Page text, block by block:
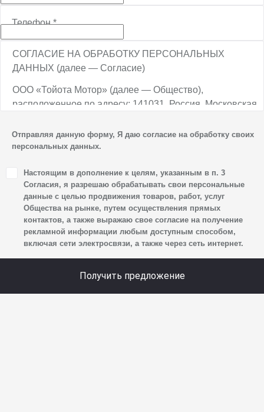
Телефон*
СОГЛАСИЕ НА ОБРАБОТКУ ПЕРСОНАЛЬНЫХ
ДАННЫХ (далее — Согласие)
ООО «Тойота Мотор» (далее — Общество),
расположенное по адресу: 141031, Россия, Московская
ТПЗ «Алтуфьево», вл. 5, стр. 1, является оператором
персональных данных.
1. Настоящим я даю согласие Обществу на обработку
своих персональных данных, а именно: имени, отчества,
фамилии, контактных данных (включая номер телефона
и адрес электронной почты), адреса, сведений
о впечатлениях, интересах, предпочтениях
к автомобилю(-ям) и товарам/услугам, IP-адреса,
сайта, уникального идентификатора посетителя сайта,
предпочтительного времени и способа для контакта,
Отправляя данную форму, Я даю согласие на обработку своих
персональных данных.
Настоящим в дополнение к целям, указанным в п. 3
Согласия, я разрешаю обрабатывать свои персональные
данные с целью продвижения товаров, работ, услуг
Общества на рынке, путем осуществления прямых
контактов, а также выражаю свое согласие на получение
рекламной информации любым доступным способом,
включая сети электросвязи, а также через сеть интернет.
Получить предложение